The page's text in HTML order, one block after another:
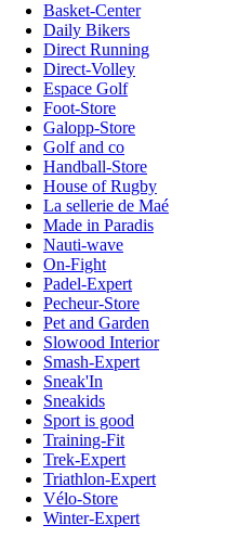
Basket-Center
Daily Bikers
Direct Running
Direct-Volley
Espace Golf
Foot-Store
Galopp-Store
Golf and co
Handball-Store
House of Rugby
La sellerie de Maé
Made in Paradis
Nauti-wave
On-Fight
Padel-Expert
Pecheur-Store
Pet and Garden
Slowood Interior
Smash-Expert
Sneak'In
Sneakids
Sport is good
Training-Fit
Trek-Expert
Triathlon-Expert
Vélo-Store
Winter-Expert